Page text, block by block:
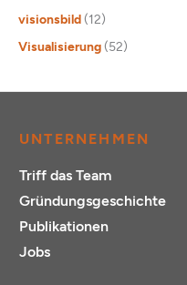
visionsbild (12)
Visualisierung (52)
UNTERNEHMEN
Triff das Team
Gründungsgeschichte
Publikationen
Jobs